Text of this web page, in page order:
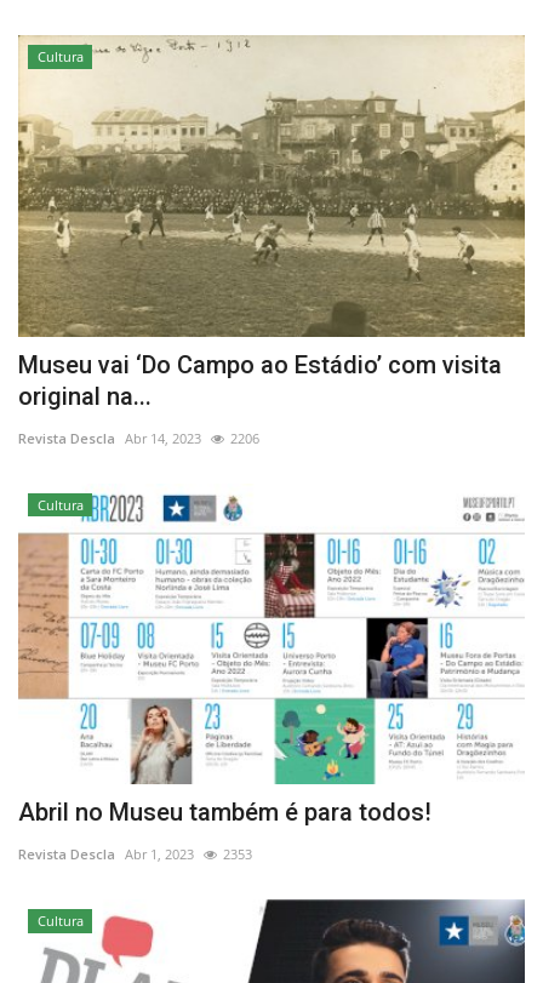
Cultura
Museu vai ‘Do Campo ao Estádio’ com visita
original na...
Revista Descla Abr 14, 2023 2206
Cultura
Abril no Museu também é para todos!
Revista Descla Abr 1, 2023 2353
Cultura